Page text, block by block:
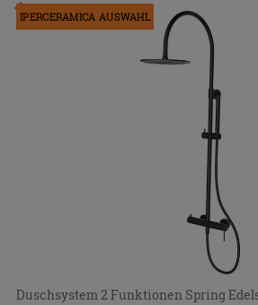
Im Geschäft oder über den Kundenservice
IPERCERAMICA AUSWAHL
Duschsystem 2 Funktionen Spring